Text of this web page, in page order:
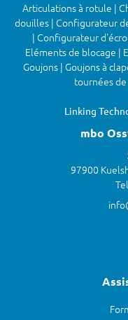
Articulations à rotule |
douilles | Configurateur
| Configurateur
Eléments de blocage |
Goujons | Goujons à
tournées
Linking
mbo
97900